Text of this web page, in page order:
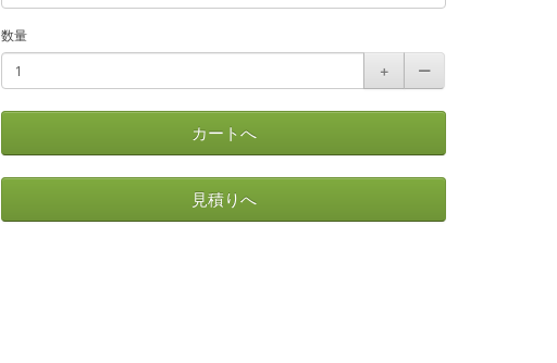
数量
＋
ー
カートへ
見積りへ